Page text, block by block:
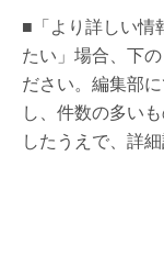
■「より詳しい情
たい」場合、下
ださい。編集部
し、件数の多い
したうえで、詳